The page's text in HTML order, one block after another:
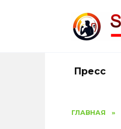
Пресс
ГЛАВНАЯ »